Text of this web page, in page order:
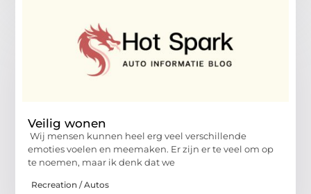
Veilig wonen
Wij mensen kunnen heel erg veel verschillende
emoties voelen en meemaken. Er zijn er te veel om op
te noemen, maar ik denk dat we
Recreation / Autos